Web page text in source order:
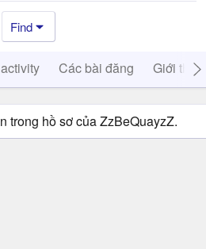
Find
Các bài đăng Giới thiệu
trong hồ sơ của ZzBeQuayzZ.